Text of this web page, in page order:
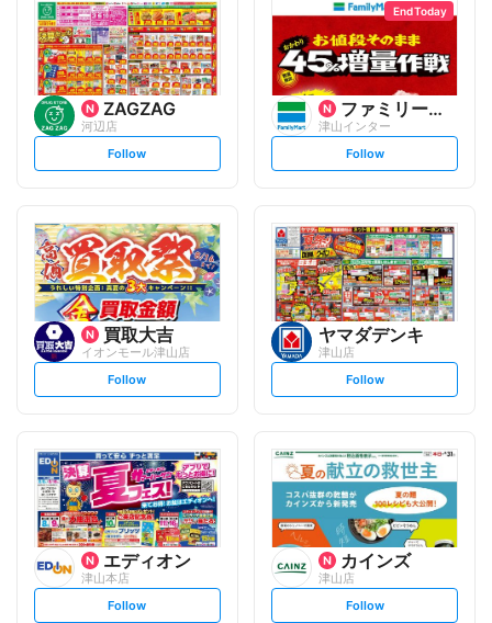
ZAGZAG
河辺店
s
t
l
o
w
Follow
End Today
ファミリーマート
津山インター
s
t
l
o
w
Follow
買取大吉
イオンモール津山店
s
t
l
o
w
Follow
ヤマダデンキ
津山店
s
t
l
o
w
Follow
エディオン
津山本店
s
Follow
カインズ
津山店
s
Follow